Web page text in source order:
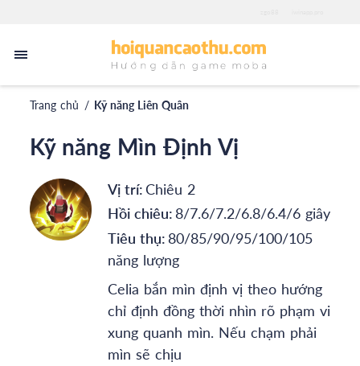
Trang chủ / Kỹ năng Liên Quân
Kỹ năng Mìn Định Vị
Vị trí:Chiêu 2
Hồi chiêu: 8/7.6/7.2/6.8/6.4/6 giây
Tiêu thụ: 80/85/90/95/100/105
năng lượng
Celia bắn mìn định vị theo hướng
chỉ định đồng thời nhìn rõ phạm vi
xung quanh mìn. Nếu chạm phải
mìn sẽ chịu